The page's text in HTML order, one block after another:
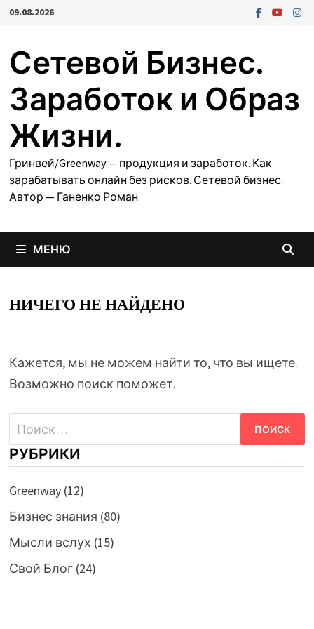
Перейти
содержимому
09.08.2026
Сетевой Бизнес.
Заработок и Образ
Жизни.
Гринвей/Greenway — продукция и заработок. Как
зарабатывать онлайн без рисков. Сетевой бизнес.
Автор — Ганенко Роман.
МЕНЮ
НИЧЕГО НЕ НАЙДЕНО
Кажется, мы не можем найти то, что вы ищете.
Возможно поиск поможет.
Найти:
РУБРИКИ
Greenway(12)
Бизнес знания (80)
Мысли вслух (15)
Свой Блог(24)